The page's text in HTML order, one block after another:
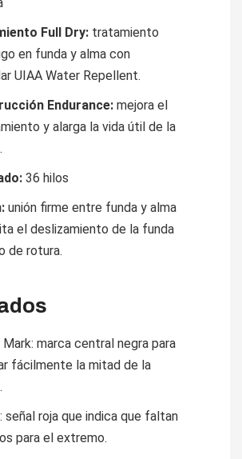
Full Dry: tratamiento
en funda y alma con
UIAA Water Repellent.
Endurance: mejora el
y alarga la vida útil de la
36 hilos
unión firme entre funda y alma
el deslizamiento de la funda
de rotura.
marca central negra para
fácilmente la mitad de la
señal roja que indica que faltan
para el extremo.